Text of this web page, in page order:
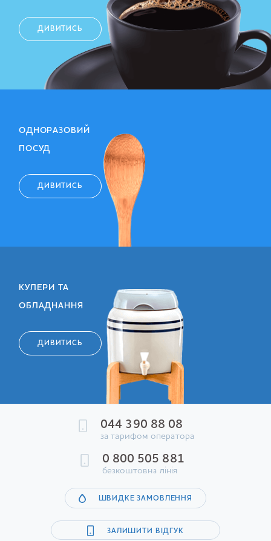
ДИВИТИСЬ
ОДНОРАЗОВИЙ
ПОСУД
ДИВИТИСЬ
КУЛЕРИ ТА
ОБЛАДНАННЯ
ДИВИТИСЬ
044 390 88 08
за тарифом оператора
0 800 505 881
безкоштовна лінія
ШВИДКЕ ЗАМОВЛЕННЯ
ЗАЛИШИТИ ВІДГУК